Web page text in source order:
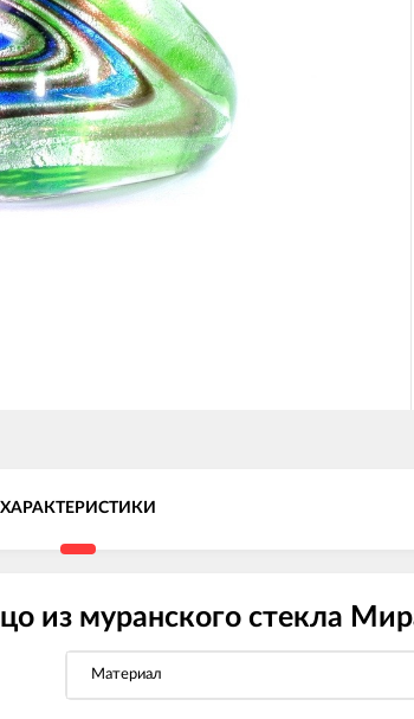
ХАРАКТЕРИСТИКИ
из муранского стекла
Материал